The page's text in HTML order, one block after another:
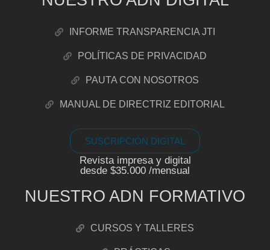
INFORME TRANSPARENCIA JTI
POLÍTICAS DE PRIVACIDAD
PAUTA CON NOSOTROS
MANUAL DE DIRECTRIZ EDITORIAL
SUSCRIPCIÓN DIGITAL
Revista impresa y digital
desde $35.000 /mensual
NUESTRO ADN FORMATIVO
CURSOS Y TALLERES